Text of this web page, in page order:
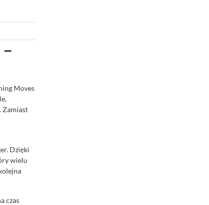
Moves
. Zamiast
Dzięki
wielu
czas